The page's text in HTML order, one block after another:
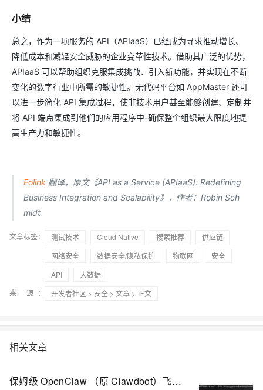
小结
总之，作为一项服务的 API（APIaaS）已经成为寻求推动增长、
降低成本和减轻安全威胁的企业变革性技术。借助其广泛的优势，
APIaaS 可以帮助组织克服集成挑战、引入新功能，并实现在不断
变化的数字行业中所需的敏捷性。无代码平台如 AppMaster 还可
以进一步简化 API 集成过程，使非技术用户甚至能够创建、定制并
将 API 端点集成到他们的应用程序中-确保整个组织最大限度地提
高生产力和敏捷性。
Eolink 翻译，原文《API as a Service (APIaaS): Redefining
Business Integration and Scalability》，作者：Robin Sch
midt
文章标签： 测试技术 Cloud Native 搜索推荐
供应链
网络安全
数据安全/隐私保护 物联网
安全
API
大数据
来 源：
开发者社区 > 安全 > 文章 > 正文
相关文章
保姆级 OpenClaw （原 Clawdbot）飞书对接教程 手把手教你搭建 AI 助手